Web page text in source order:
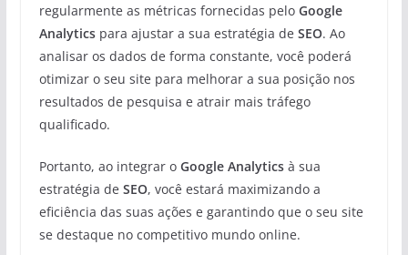
regularmente as métricas fornecidas pelo Google
Analyticspara ajustar a sua estratégia de SEO. Ao
analisar os dados de forma constante, você poderá
otimizar o seu site para melhorar a sua posição nos
resultados de pesquisa e atrair mais tráfego
qualificado.
Portanto, ao integrar o Google Analyticsà sua
estratégia de SEO, você estará maximizando a
eficiência das suas ações e garantindo que o seu site
se destaque no competitivo mundo online.